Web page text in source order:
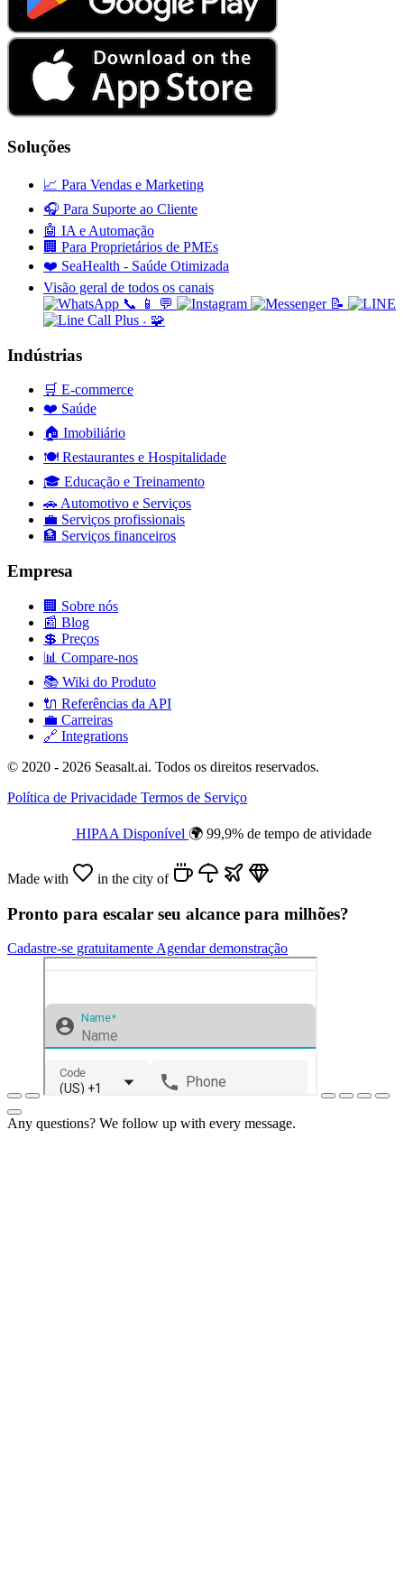
Soluções
📈 Para Vendas e Marketing
🎧 Para Suporte ao Cliente
🤖 IA e Automação
🏢 Para Proprietários de PMEs
❤️ SeaHealth - Saúde Otimizada
Visão geral de todos os canais
📞
📱 💬 📝
+ 🧩
Indústrias
🛒 E-commerce
❤️ Saúde
🏠 Imobiliário
🍽️ Restaurantes e Hospitalidade
🎓 Educação e Treinamento
🚗 Automotivo e Serviços
💼 Serviços profissionais
🏦 Serviços financeiros
Empresa
🏢 Sobre nós
📰 Blog
💲 Preços
📊 Compare-nos
📚 Wiki do Produto
🔌 Referências da API
💼 Carreiras
🔗 Integrations
© 2020 - 2026 Seasalt.ai. Todos os direitos reservados.
Política de Privacidade Termos de Serviço
HIPAA Disponível 🌍 99,9% de tempo de atividade
Made with in the city of
Pronto para escalar seu alcance para milhões?
Cadastre-se gratuitamente Agendar demonstração
Any questions? We follow up with every message.